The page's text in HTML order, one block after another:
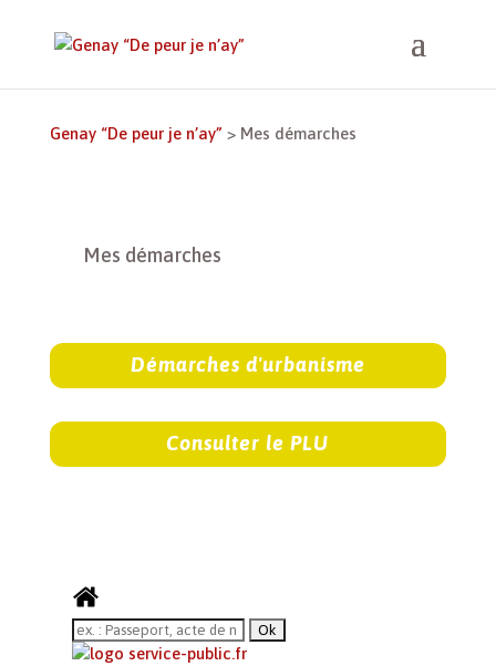
Genay “De peur je n’ay” > Mes démarches
Mes démarches
Démarches d'urbanisme
Consulter le PLU